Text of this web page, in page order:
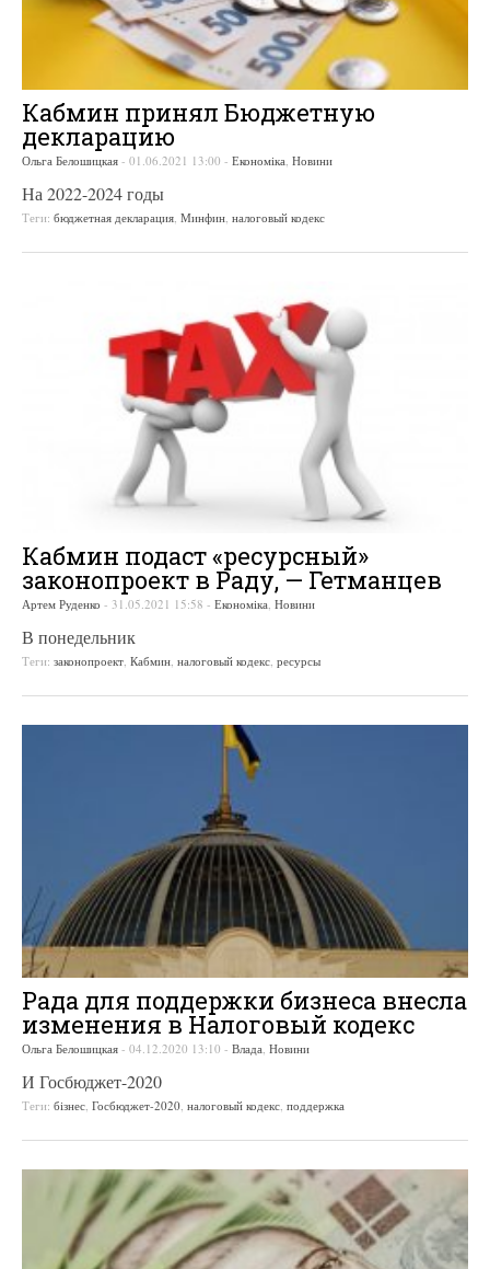
Кабмин принял Бюджетную
декларацию
Ольга Белошицкая - 01.06.2021 13:00 - Економіка Новини
На 2022-2024 годы
Теги: бюджетная декларация Минфин налоговый кодекс
Кабмин подаст «ресурсный»
законопроект в Раду, — Гетманцев
Артем Руденко - 31.05.2021 15:58 - Економіка, Новини
В понедельник
Теги: законопроект, Кабмин, налоговый кодекс, ресурсы
Рада для поддержки бизнеса внесла
изменения в Налоговый кодекс
Ольга Белошицкая - 04.12.2020 13:10 - Влада Новини
И Госбюджет-2020
Теги: бізнес Госбюджет-2020 налоговый кодекс поддержка